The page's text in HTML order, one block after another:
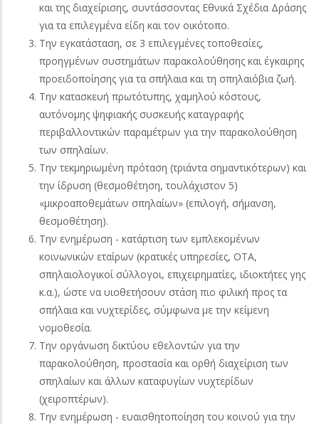
και της διαχείρισης, συντάσσοντας Εθνικά Σχέδια Δράσης
για τα επιλεγμένα είδη και τον οικότοπο.
Την εγκατάσταση, σε 3 επιλεγμένες τοποθεσίες,
προηγμένων συστημάτων παρακολούθησης και έγκαιρης
προειδοποίησης για τα σπήλαια και τη σπηλαιόβια ζωή.
Την κατασκευή πρωτότυπης, χαμηλού κόστους,
αυτόνομης ψηφιακής συσκευής καταγραφής
περιβαλλοντικών παραμέτρων για την παρακολούθηση
των σπηλαίων.
Την τεκμηριωμένη πρόταση (τριάντα σημαντικότερων) και
την ίδρυση (θεσμοθέτηση, τουλάχιστον 5)
«μικροαποθεμάτων σπηλαίων» (επιλογή, σήμανση,
θεσμοθέτηση).
Την ενημέρωση - κατάρτιση των εμπλεκομένων
κοινωνικών εταίρων (κρατικές υπηρεσίες, ΟΤΑ,
σπηλαιολογικοί σύλλογοι, επιχειρηματίες, ιδιοκτήτες γης
κ.α.), ώστε να υιοθετήσουν στάση πιο φιλική προς τα
σπήλαια και νυχτερίδες, σύμφωνα με την κείμενη
νομοθεσία.
Την οργάνωση δικτύου εθελοντών για την
παρακολούθηση, προστασία και ορθή διαχείριση των
σπηλαίων και άλλων καταφυγίων νυχτερίδων
(χειροπτέρων).
Την ενημέρωση - ευαισθητοποίηση του κοινού για την